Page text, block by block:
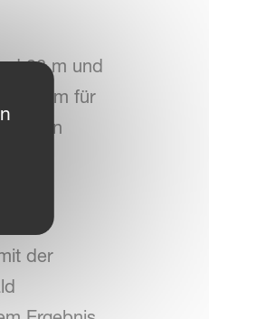
28 m und
für
der